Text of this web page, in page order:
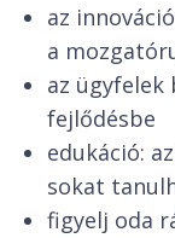
az
a
az ügyfelek
fejlődésbe
edukáció:
sokat
figyelj oda